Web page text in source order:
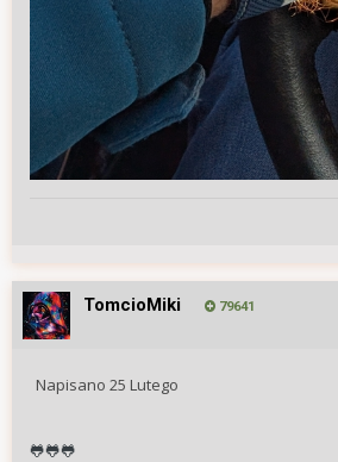
TomcioMiki 79641
Napisano 25 Lutego
🐸🐸🐸